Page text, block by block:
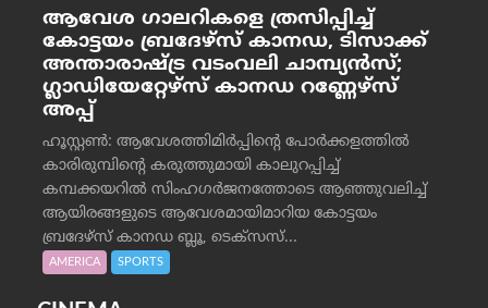
ആവേശ ഗാലറികളെ ത്രസിപ്പിച്ച്
കോട്ടയം ബ്രദേഴ്‌സ് കാനഡ, ടിസാക്ക്
അന്താരാഷ്ട്ര വടംവലി ചാമ്പ്യന്‍സ്;
ഗ്ലാഡിയേറ്റേഴ്‌സ് കാനഡ റണ്ണേഴ്‌സ്
അപ്പ്
ഹൂസ്റ്റണ്‍: ആവേശത്തിമിര്‍പ്പിന്റെ പോര്‍ക്കളത്തില്‍
കാരിരുമ്പിന്റെ കരുത്തുമായി കാലുറപ്പിച്ച്
കമ്പക്കയറില്‍ സിംഹഗര്‍ജനത്തോടെ ആഞ്ഞുവലിച്ച്
ആയിരങ്ങളുടെ ആവേശമായിമാറിയ കോട്ടയം
ബ്രദേഴ്‌സ് കാനഡ ബ്ലൂ, ടെക്‌സസ്...
AMERICA SPORTS